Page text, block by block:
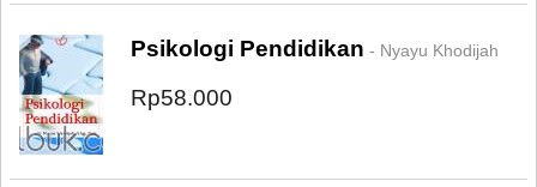
Psikologi Pendidikan - Nyayu Khodijah
Rp58.000